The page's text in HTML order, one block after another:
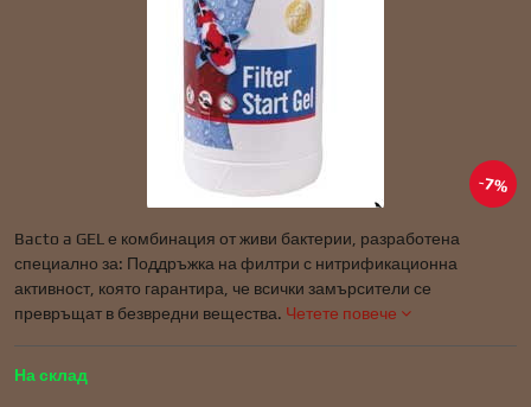
7%
Bacto a GEL е комбинация от живи бактерии, разработена
специално за: Поддръжка на филтри с нитрификационна
активност, която гарантира, че всички замърсители се
превръщат в безвредни вещества. Четете повече
На склад